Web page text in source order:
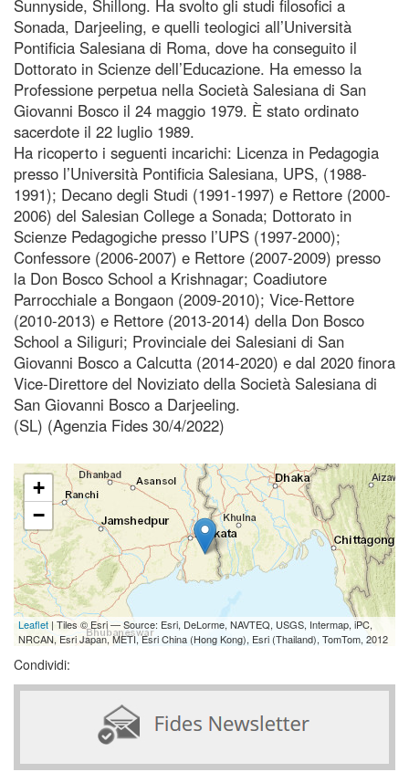
Sunnyside, Shillong. Ha svolto gli studi filosofici a
Sonada, Darjeeling, e quelli teologici all’Università
Pontificia Salesiana di Roma, dove ha conseguito il
Dottorato in Scienze dell’Educazione. Ha emesso la
Professione perpetua nella Società Salesiana di San
Giovanni Bosco il 24 maggio 1979. È stato ordinato
sacerdote il 22 luglio 1989.
Ha ricoperto i seguenti incarichi: Licenza in Pedagogia
presso l’Università Pontificia Salesiana, UPS, (1988-
1991); Decano degli Studi (1991-1997) e Rettore (2000-
2006) del Salesian College a Sonada; Dottorato in
Scienze Pedagogiche presso l’UPS (1997-2000);
Confessore (2006-2007) e Rettore (2007-2009) presso
la Don Bosco School a Krishnagar; Coadiutore
Parrocchiale a Bongaon (2009-2010); Vice-Rettore
(2010-2013) e Rettore (2013-2014) della Don Bosco
School a Siliguri; Provinciale dei Salesiani di San
Giovanni Bosco a Calcutta (2014-2020) e dal 2020 finora
Vice-Direttore del Noviziato della Società Salesiana di
San Giovanni Bosco a Darjeeling.
(SL) (Agenzia Fides 30/4/2022)
+
−
Leaflet | Tiles © Esri — Source: Esri, DeLorme, NAVTEQ, USGS, Intermap, iPC,
NRCAN, Esri Japan, METI, Esri China (Hong Kong), Esri (Thailand), TomTom, 2012
Condividi: